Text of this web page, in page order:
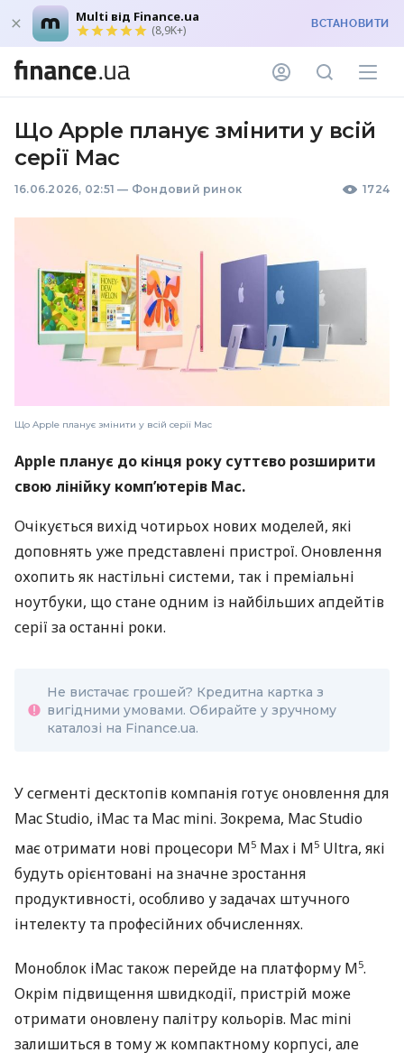
Multi від Finance.ua
(8,9K+) ВСТАНОВИТИ
Що Apple планує змінити у всій
серії Mac
16.06.2026, 02:51 — Фондовий ринок 1724
Що Apple планує змінити у всій серії Mac
Apple планує до кінця року суттєво розширити
свою лінійку комп’ютерів Mac.
Очікується вихід чотирьох нових моделей, які
доповнять уже представлені пристрої. Оновлення
охопить як настільні системи, так і преміальні
ноутбуки, що стане одним із найбільших апдейтів
серії за останні роки.
Не вистачає грошей? Кредитна картка з
вигідними умовами. Обирайте у зручному
каталозі на Finance.ua.
У сегменті десктопів компанія готує оновлення для
Mac Studio, iMac та Mac mini. Зокрема, Mac Studio
має отримати нові процесори M5 Max і M5 Ultra, які
будуть орієнтовані на значне зростання
продуктивності, особливо у задачах штучного
інтелекту та професійних обчисленнях.
Моноблок iMac також перейде на платформу M5.
Окрім підвищення швидкодії, пристрій може
отримати оновлену палітру кольорів. Mac mini
залишиться в тому ж компактному корпусі, але